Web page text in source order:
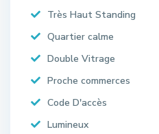
Très Haut Standing
Quartier calme
Double Vitrage
Proche commerces
Code D'accès
Lumineux